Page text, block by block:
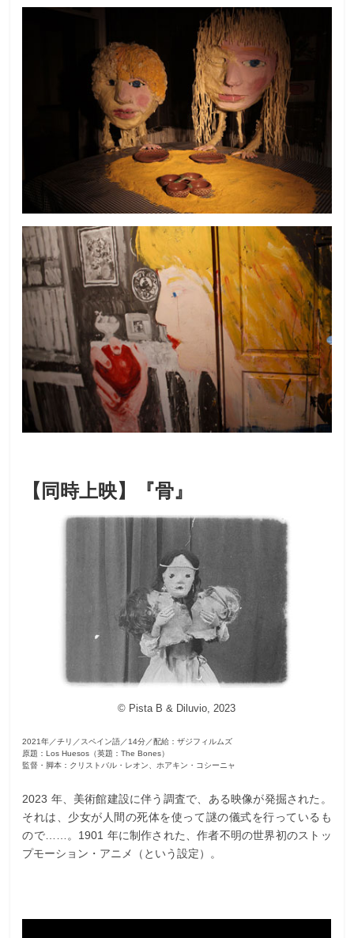
【同時上映】『骨』
© Pista B & Diluvio, 2023
2021年／チリ／スペイン語／14分／配給：ザジフィルムズ
原題：Los Huesos（英題：The Bones）
監督・脚本：クリストバル・レオン、ホアキン・コシーニャ
2023 年、美術館建設に伴う調査で、ある映像が発掘された。
それは、少女が人間の死体を使って謎の儀式を行っているも
ので……。1901 年に制作された、作者不明の世界初のストッ
プモーション・アニメ（という設定）。